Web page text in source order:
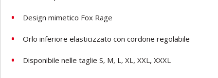
Design mimetico Fox Rage
Orlo inferiore elasticizzato con cordone regolabile
Disponibile nelle taglieS, M, L, XL, XXL, XXXL